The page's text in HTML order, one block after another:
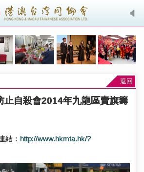
返回
止自殺會2014年九龍區賣旗籌
結： http://www.hkmta.hk/?